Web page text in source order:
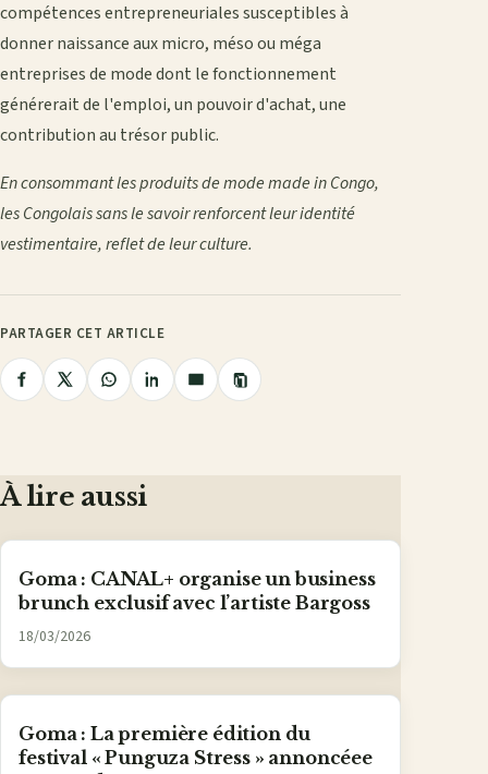
compétences entrepreneuriales susceptibles à
donner naissance aux micro, méso ou méga
entreprises de mode dont le fonctionnement
générerait de l'emploi, un pouvoir d'achat, une
contribution au trésor public.
En consommant les produits de mode made in Congo,
les Congolais sans le savoir renforcent leur identité
vestimentaire, reflet de leur culture.
PARTAGER CET ARTICLE
PartagerPartagerPartagerPartagerPartager
Copier
le
À lire aussi
Goma : CANAL+ organise un business
brunch exclusif avec l’artiste Bargoss
18/03/2026
Goma : La première édition du
festival « Punguza Stress » annoncéee